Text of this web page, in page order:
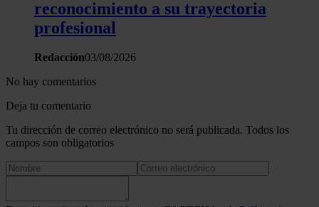
haya proporcionado o que hayan recopilado a partir del uso
hecho de sus servicios.
reconocimiento a su trayectoria
profesional
Redacción03/08/2026
No hay comentarios
Deja tu comentario
Tu dirección de correo electrónico no será publicada. Todos los
campos son obligatorios